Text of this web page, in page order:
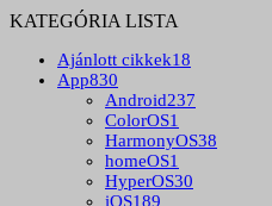
KATEGÓRIA LISTA
Ajánlott cikkek18
App830
Android237
ColorOS1
HarmonyOS38
homeOS1
HyperOS30
iOS189